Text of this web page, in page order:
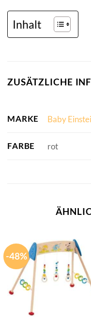
Inhalt
ZUSÄTZLICHE
MARKE Baby
FARBE rot
-48%